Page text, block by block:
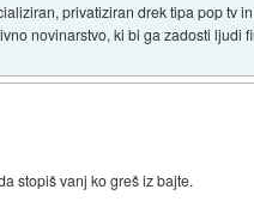
privatiziran drek tipa pop tv
novinarstvo, ki bi ga zadosti ljudi
stopiš vanj ko greš iz bajte.